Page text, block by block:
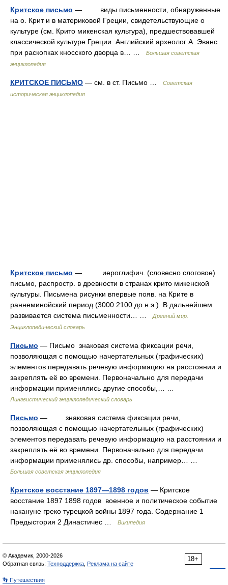
Критское письмо — виды письменности, обнаруженные
на о. Крит и в материковой Греции, свидетельствующие о
культуре (см. Крито микенская культура), предшествовавшей
классической культуре Греции. Английский археолог А. Эванс
при раскопках кносского дворца в… …
Большая советская
энциклопедия
КРИТСКОЕ ПИСЬМО — см. в ст. Письмо …
Советская
историческая энциклопедия
Критское письмо — иероглифич. (словесно слоговое)
письмо, распростр. в древности в странах крито микенской
культуры. Письмена рисунки впервые появ. на Крите в
раннеминойский период (3000 2100 до н.э.). В дальнейшем
развивается система письменности… …
Древний мир.
Энциклопедический словарь
Письмо — Письмо знаковая система фиксации речи,
позволяющая с помощью начертательных (графических)
элементов передавать речевую информацию на расстоянии и
закреплять её во времени. Первоначально для передачи
информации применялись другие способы,… …
Лингвистический энциклопедический словарь
Письмо — знаковая система фиксации речи,
позволяющая с помощью начертательных (графических)
элементов передавать речевую информацию на расстоянии и
закреплять её во времени. Первоначально для передачи
информации применялись др. способы, например… …
Большая советская энциклопедия
Критское восстание 1897—1898 годов — Критское
восстание 1897 1898 годов военное и политическое событие
накануне греко турецкой войны 1897 года. Содержание 1
Предыстория 2 Династичес …
Википедия
18+
© Академик, 2000-2026
Обратная связь: Техподдержка Реклама на сайте
👣 Путешествия